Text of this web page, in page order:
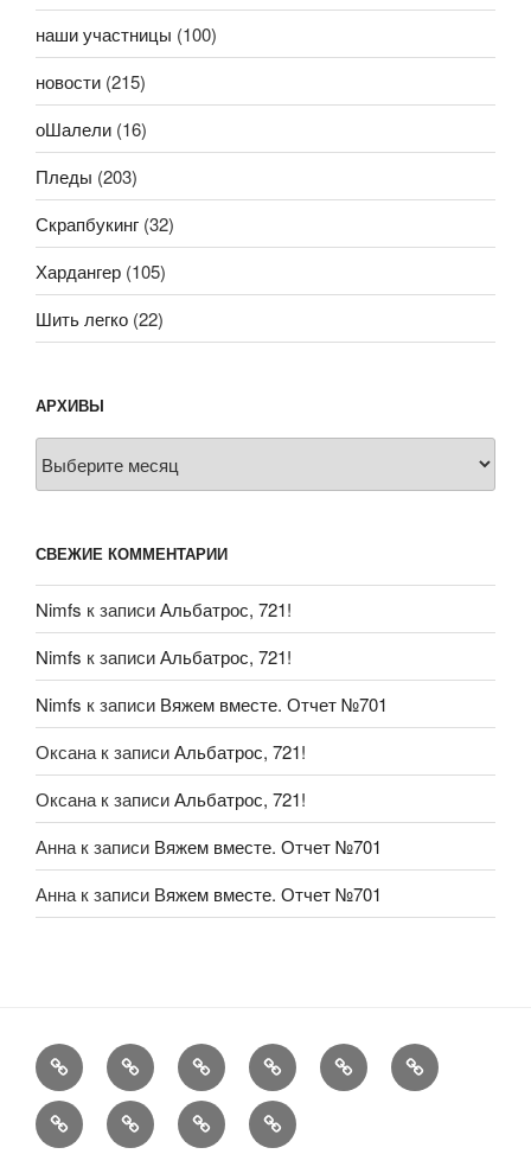
наши участницы (100)
новости (215)
оШалели (16)
Пледы (203)
Скрапбукинг (32)
Хардангер (105)
Шить легко (22)
АРХИВЫ
СВЕЖИЕ КОММЕНТАРИИ
Nimfs к записиАльбатрос, 721!
Nimfs к записиАльбатрос, 721!
Nimfs к записи Вяжем вместе. Отчет №701
Оксана к записиАльбатрос, 721!
Оксана к записиАльбатрос, 721!
Анна к записи Вяжем вместе. Отчет №701
Анна к записи Вяжем вместе. Отчет №701
FAQ Рукоделие
А
еще
Мы КонкурсыОбменник
ХвастаемсяСтатьи Aukara
Shop
User
Profile